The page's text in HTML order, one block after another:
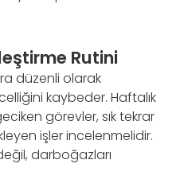
Rutini
düzenli olarak
kaybeder. Haftalık
görevler, sık tekrar
işler incelenmelidir.
darboğazları